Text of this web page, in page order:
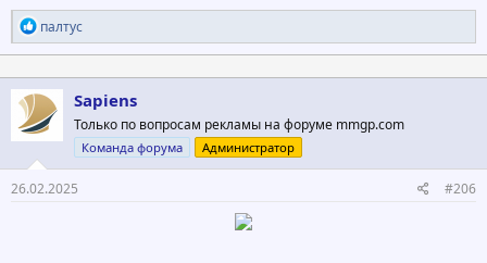
Р
е
а
к
ц
и
:
палтус
Sapiens
Только по вопросам рекламы на форуме mmgp.com
Команда форума Администратор
26.02.2025 #206